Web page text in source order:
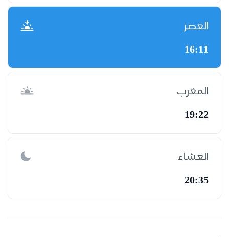
العصر
16:11
المغرب
19:22
العشاء
20:35